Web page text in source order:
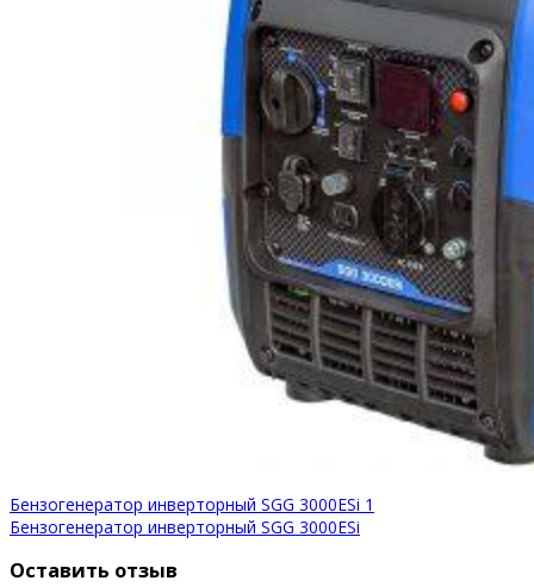
Бензогенератор инверторный SGG 3000ESi 1
Бензогенератор инверторный SGG 3000ESi
Оставить отзыв